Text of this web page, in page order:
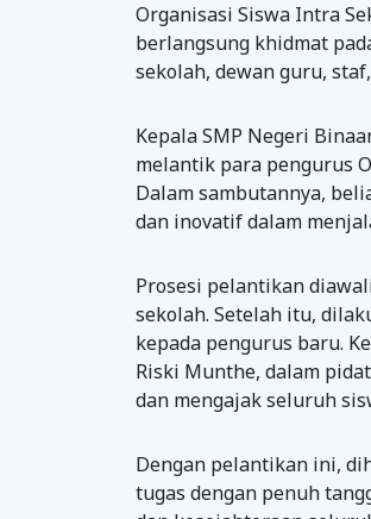
Organisasi Siswa Intra
berlangsung khidmat
sekolah, dewan guru,
Kepala SMP Negeri
melantik para pengurus
Dalam sambutannya,
dan inovatif dalam
Prosesi pelantikan
sekolah. Setelah itu,
kepada pengurus baru.
Riski Munthe, dalam
dan mengajak seluruh
Dengan pelantikan ini,
tugas dengan penuh